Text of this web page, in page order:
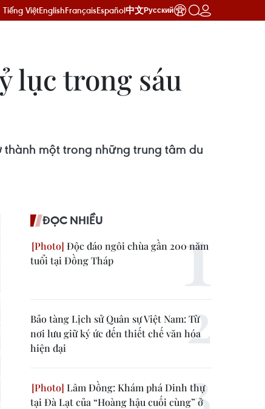
Tiếng ViệtEnglishFrançaisEspañol中文Русский
lục trong sáu
một trong những trung tâm du
ĐỌC NHIỀU
Độc đáo ngôi chùa gần 200 năm
tuổi tại Đồng Tháp
Bảo tàng Lịch sử Quân sự Việt Nam: Từ
nơi lưu giữ ký ức đến thiết chế văn hóa
hiện đại
Lâm Đồng: Khám phá Dinh thự
tại Đà Lạt của “Hoàng hậu cuối cùng” ở